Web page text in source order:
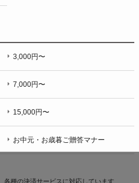
3,000円〜
7,000円〜
15,000円〜
お中元・お歳暮ご贈答マナー
各種の決済サービスに対応しています